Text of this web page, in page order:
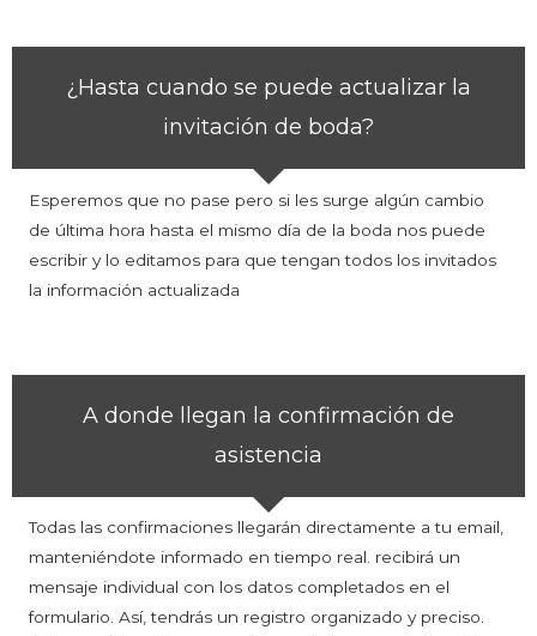
¿Hasta cuando se puede actualizar la
invitación de boda?
Esperemos que no pase pero si les surge algún cambio
de última hora hasta el mismo día de la boda nos puede
escribir y lo editamos para que tengan todos los invitados
la información actualizada
A donde llegan la confirmación de
asistencia
Todas las confirmaciones llegarán directamente a tu email,
manteniéndote informado en tiempo real. recibirá un
mensaje individual con los datos completados en el
formulario. Así, tendrás un registro organizado y preciso.